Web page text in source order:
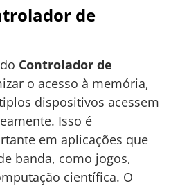
de
Controlador de
o acesso à memória,
dispositivos acessem
Isso é
em aplicações que
banda, como jogos,
científica. O